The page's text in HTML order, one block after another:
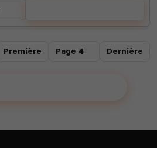
Première Dernière